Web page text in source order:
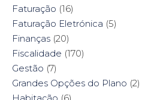
Faturação (16)
Faturação Eletrónica (5)
Finanças (20)
Fiscalidade (170)
Gestão (7)
Grandes Opções do Plano (2)